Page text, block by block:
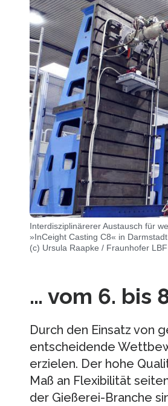
Interdisziplinärerer Austausch für
»InCeight Casting C8« in
(c) Ursula Raapke / Fraunhofer LBF
… vom 6. bis
Durch den Einsatz von
entscheidende
erzielen. Der hohe
Maß an Flexibilität
der Gießerei-Branche